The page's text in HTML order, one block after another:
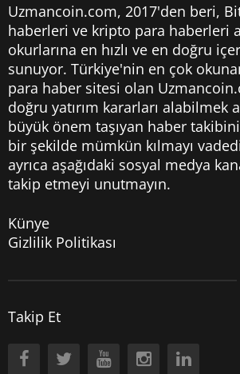
Uzmancoin.com, 2017'den beri,
haberleri ve kripto para haberleri
okurlarına en hızlı ve en doğru
sunuyor. Türkiye'nin en çok
para haber sitesi olan
doğru yatırım kararları alabilmek
büyük önem taşıyan haber
bir şekilde mümkün kılmayı
ayrıca aşağıdaki sosyal medya
takip etmeyi unutmayın.
Künye
Gizlilik Politikası
Takip Et